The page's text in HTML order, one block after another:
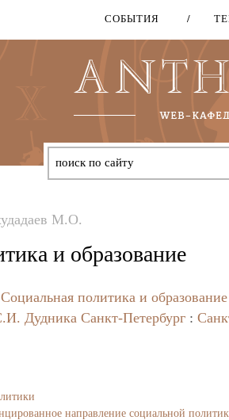
СОБЫТИЯ
М.О.
и образование
Социальная политика и образование
Дудника Санкт-Петербург :
направление социальной